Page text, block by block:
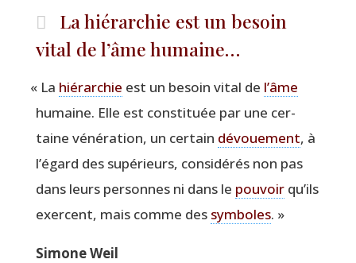
La hiérarchie est un besoin
vital de l’âme humaine…
« La hié­rar­chie est un besoin vital de l’âme
humaine. Elle est consti­tuée par une cer­
taine véné­ra­tion, un cer­tain dévoue­ment, à
l’égard des supé­rieurs, consi­dé­rés non pas
dans leurs per­sonnes ni dans le pou­voirqu’ils
exercent, mais comme des sym­boles. »
Simone Weil